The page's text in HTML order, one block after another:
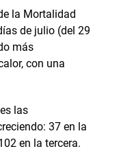
la Mortalidad
de julio (del 29
más
con una
las
37 en la
en la tercera.